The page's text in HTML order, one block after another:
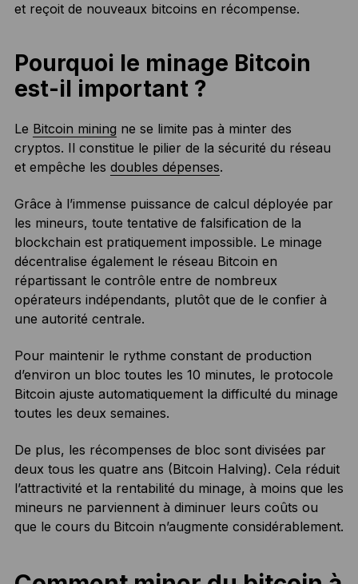
et reçoit de nouveaux bitcoins en récompense.
Pourquoi le minage Bitcoin
est-il important ?
Le Bitcoin mining ne se limite pas à minter des
cryptos. Il constitue le pilier de la sécurité du réseau
et empêche les doubles dépenses.
Grâce à l’immense puissance de calcul déployée par
les mineurs, toute tentative de falsification de la
blockchain est pratiquement impossible. Le minage
décentralise également le réseau Bitcoin en
répartissant le contrôle entre de nombreux
opérateurs indépendants, plutôt que de le confier à
une autorité centrale.
Pour maintenir le rythme constant de production
d’environ un bloc toutes les 10 minutes, le protocole
Bitcoin ajuste automatiquement la difficulté du minage
toutes les deux semaines.
De plus, les récompenses de bloc sont divisées par
deux tous les quatre ans (Bitcoin Halving). Cela réduit
l’attractivité et la rentabilité du minage, à moins que les
mineurs ne parviennent à diminuer leurs coûts ou
que le cours du Bitcoin n’augmente considérablement.